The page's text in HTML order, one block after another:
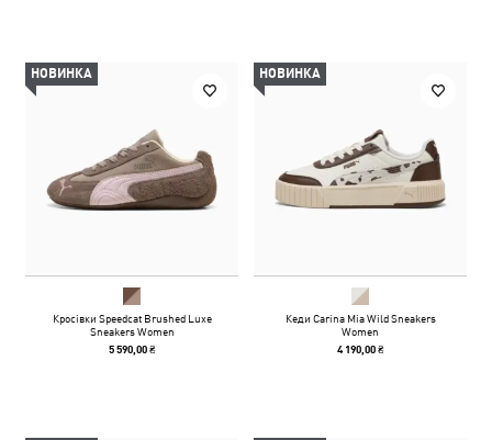
НОВИНКА
Кросівки Speedcat Brushed Luxe
Sneakers Women
5 590,00 ₴
НОВИНКА
Кеди Carina Mia Wild Sneakers
Women
4 190,00 ₴